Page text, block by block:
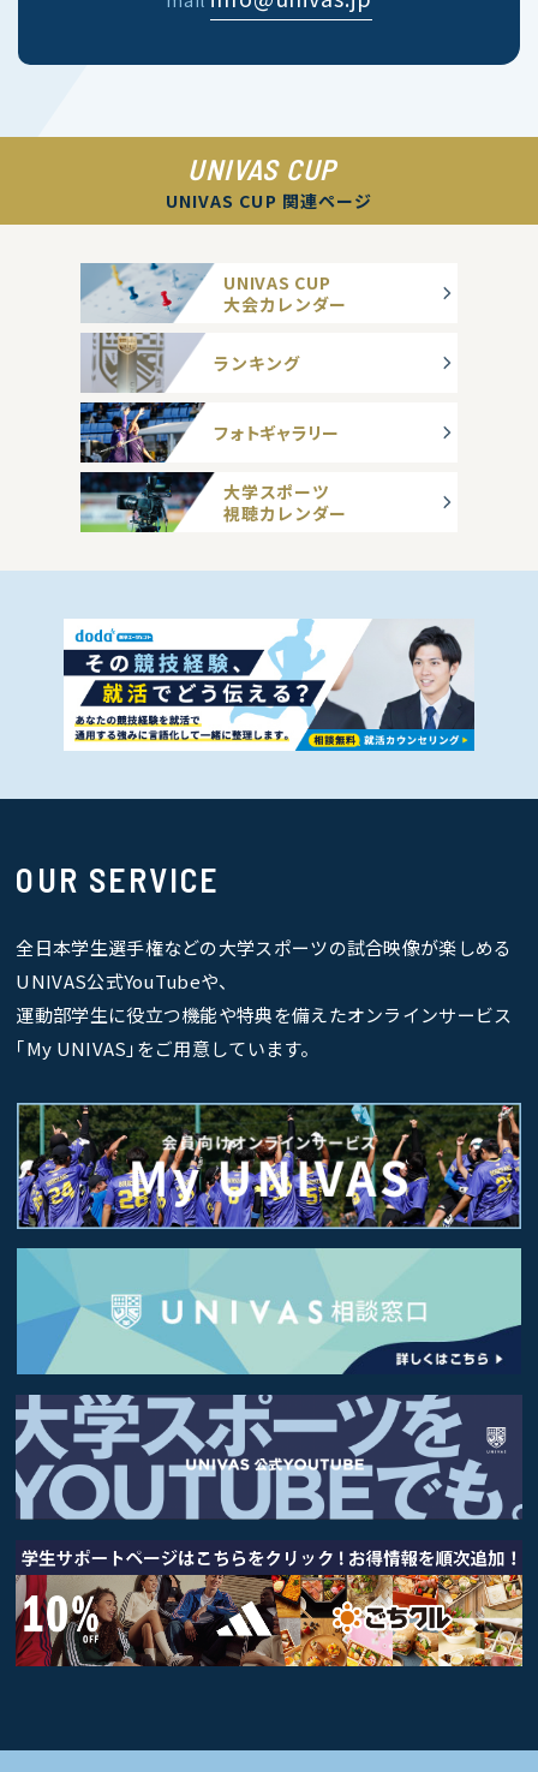
UNIVAS CUP
UNIVAS CUP 関連ページ
UNIVAS CUP
大会カレンダー
ランキング
フォトギャラリー
大学スポーツ
視聴カレンダー
OUR SERVICE
全日本学生選手権などの大学スポーツの試合映像が楽しめる
UNIVAS公式YouTubeや、
運動部学生に役立つ機能や特典を備えたオンラインサービス
｢My UNIVAS｣をご用意しています。